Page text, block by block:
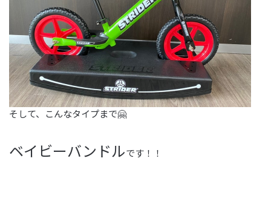
そして、こんなタイプまで🤗
ベイビーバンドルです！！